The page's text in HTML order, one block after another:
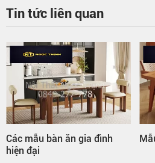
Tin tức liên quan
Các mẫu bàn ăn gia đình
hiện đại